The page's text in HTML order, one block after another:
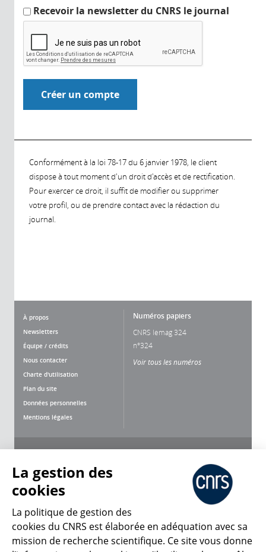
Recevoir la newsletter du CNRS le journal
Conformément à la loi 78-17 du 6 janvier 1978, le client
dispose à tout moment d'un droit d'accès et de rectification.
Pour exercer ce droit, il suffit de modifier ou supprimer
votre profil, ou de prendre contact avec la rédaction du
journal.
À propos
Newsletters
Équipe / crédits
Nous contacter
Charte d'utilisation
Plan du site
Données personnelles
Mentions légales
Numéros papiers
CNRS lemag 324
n°324
Voir tous les numéros
CNRS Le Mag
La gestion des
cookies
La politique de gestion des
cookies du CNRS est élaborée en adéquation avec sa
mission de recherche scientifique. Ce site vous donne